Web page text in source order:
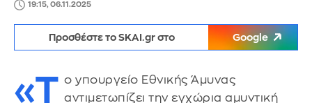
19:15, 06.11.2025
Προσθέστε το SKAI.gr στο Google
«Τ ο yπουργείο Εθνικής Άμυνας
αντιμετωπίζει την εγχώρια αμυντική